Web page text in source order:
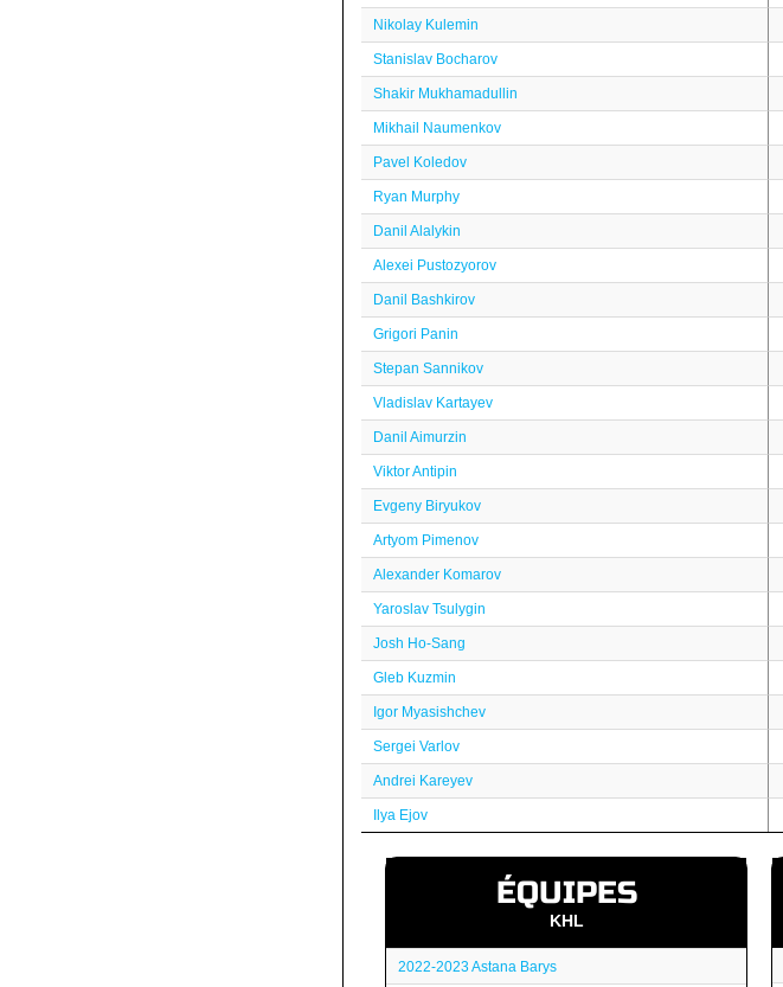
Nikolay Kulemin
Stanislav Bocharov
Shakir Mukhamadullin
Mikhail Naumenkov
Pavel Koledov
Ryan Murphy
Danil Alalykin
Alexei Pustozyorov
Danil Bashkirov
Grigori Panin
Stepan Sannikov
Vladislav Kartayev
Danil Aimurzin
Viktor Antipin
Evgeny Biryukov
Artyom Pimenov
Alexander Komarov
Yaroslav Tsulygin
Josh Ho-Sang
Gleb Kuzmin
Igor Myasishchev
Sergei Varlov
Andrei Kareyev
Ilya Ejov
ÉQUIPES
KHL
2022-2023 Astana Barys